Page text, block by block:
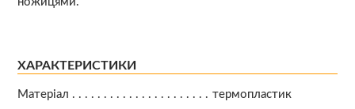
ХАРАКТЕРИСТИКИ
Матеріал
термопластик